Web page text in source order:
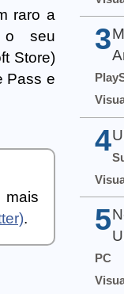
raro a
o seu
Store)
Pass e
.
3
4
5
PC